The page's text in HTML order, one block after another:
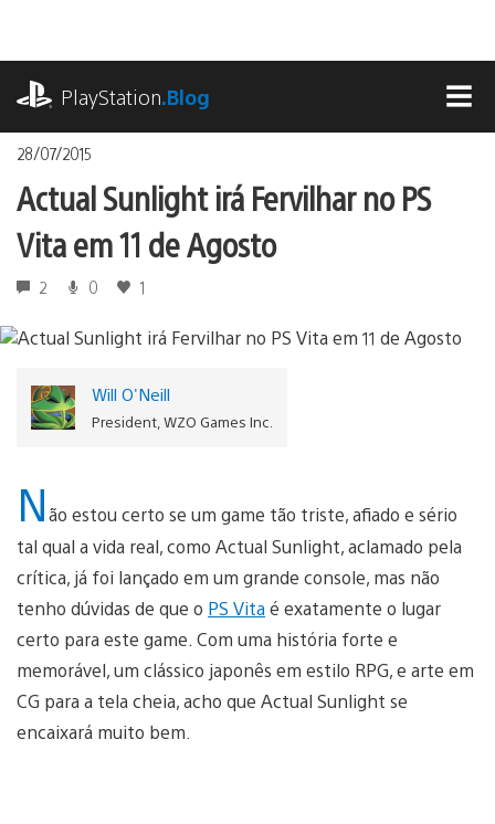
o
conteúdoPlayStation.Blog
28/07/2015
Actual Sunlight irá Fervilhar no PS
Vita em 11 de Agosto
2 0 1
Will O'Neill
President, WZO Games Inc.
Não estou certo se um game tão triste, afiado e sério
tal qual a vida real, como Actual Sunlight, aclamado pela
crítica, já foi lançado em um grande console, mas não
tenho dúvidas de que o PS Vitaé exatamente o lugar
certo para este game. Com uma história forte e
memorável, um clássico japonês em estilo RPG, e arte em
CG para a tela cheia, acho que Actual Sunlight se
encaixará muito bem.